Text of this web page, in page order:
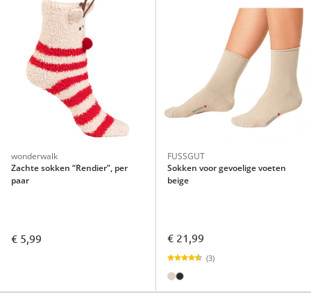
wonderwalk
Zachte sokken “Rendier”, per
paar
€ 5,99
FUSSGUT
Sokken voor gevoelige voeten
beige
€ 21,99
(3)